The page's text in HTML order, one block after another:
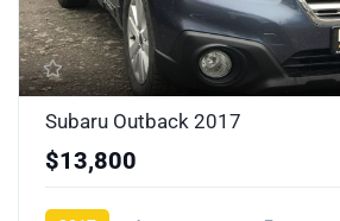
Subaru Outback 2017
$13,800